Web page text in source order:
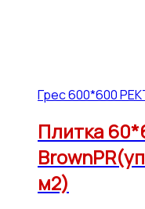
Грес 600*600
Плитка
м2)